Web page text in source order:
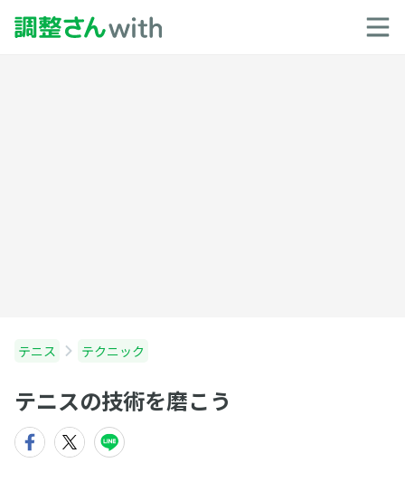
テニス テクニック
テニスの技術を磨こう